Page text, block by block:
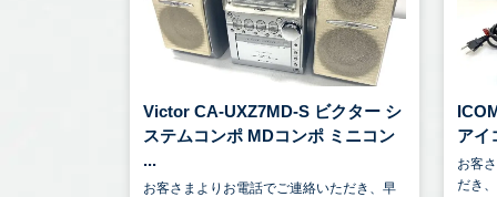
Victor CA-UXZ7MD-S ビクター シ
ステムコンポ MDコンポ ミニコン
...
お客さまよりお電話でご連絡いただき、早
アイ
お客
だき